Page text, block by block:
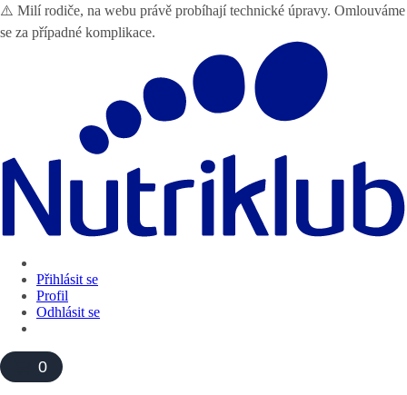
⚠️ Milí rodiče, na webu právě probíhají technické úpravy. Omlouváme
se za případné komplikace.
Přihlásit se
Profil
Odhlásit se
0